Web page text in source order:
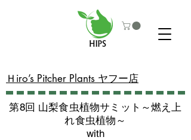
​Ｈiro’s Pitcher Plants ヤフー店
第8回 山梨食虫植物サミット～燃え上
れ食虫植物～
with